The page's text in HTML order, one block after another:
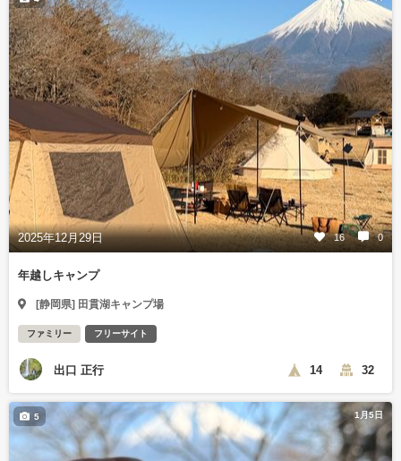
2025年12月29日 16 0
年越しキャンプ
[静岡県] 田貫湖キャンプ場
ファミリー フリーサイト
出口 正行 14 32
1月5日
5